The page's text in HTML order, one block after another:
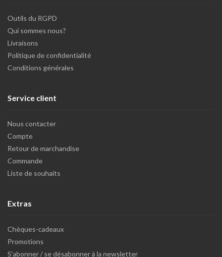
Outils du RGPD
Qui sommes nous?
Livraisons
Politique de confidentialité
Conditions générales
Service client
Nous contacter
Compte
Retour de marchandise
Commande
Liste de souhaits
Extras
Chèques-cadeaux
Promotions
S'abonner / se désabonner à la newsletter